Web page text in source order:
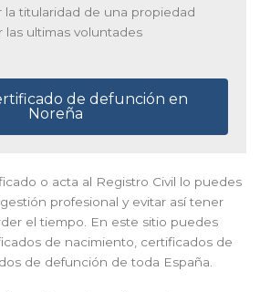
la titularidad de una propiedad
las ultimas voluntades
de defunción en
Noreña
o acta al Registro Civil lo puedes
profesional y evitar así tener
el tiempo. En este sitio puedes
de nacimiento, certificados de
de defunción de toda España.